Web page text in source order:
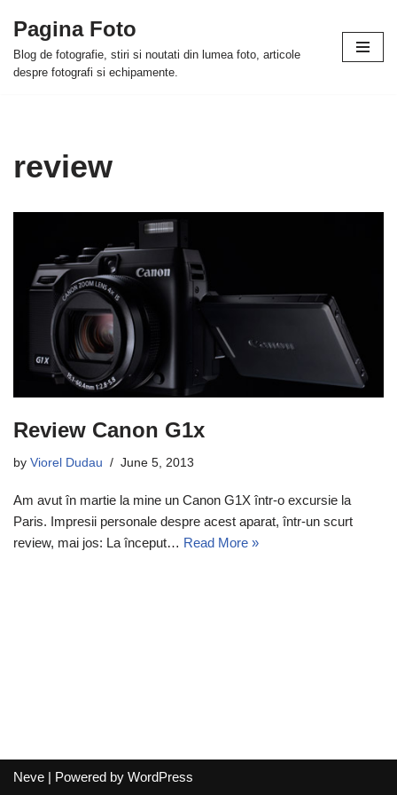
Skip
to
Pagina Foto
Blog de fotografie, stiri si noutati din lumea foto, articole
despre fotografi si echipamente.
review
Review Canon G1x
by Viorel Dudau June 5, 2013
Am avut în martie la mine un Canon G1X într-o excursie la
Paris. Impresii personale despre acest aparat, într-un scurt
review, mai jos: La început… Read More »
Neve | Powered by WordPress